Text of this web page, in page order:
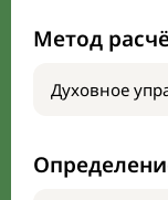
Метод